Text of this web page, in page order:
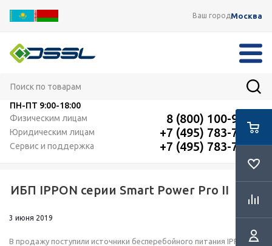
Ваш городМосква
ПН-ПТ 9:00-18:00
Физическим лицам
8 (800) 100-91-12
Юридическим лицам +7 (495) 783-72-87
Сервис и поддержка +7 (495) 783-72-87
ИБП IPPON серии Smart Power Pro II
RSS
3 июня 2019
В продажу поступили источники бесперебойного питания IPPON